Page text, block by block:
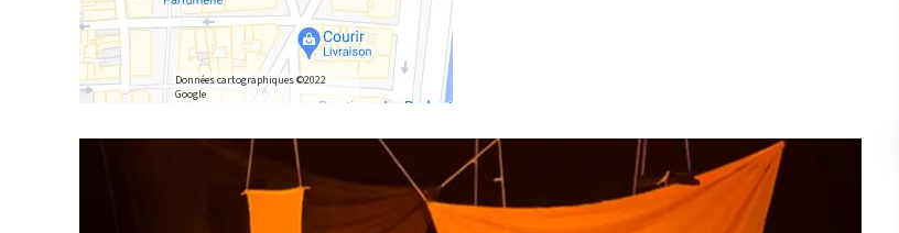
Données cartographiques ©2022
Google